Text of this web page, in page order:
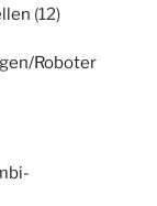
(12)
Roboter